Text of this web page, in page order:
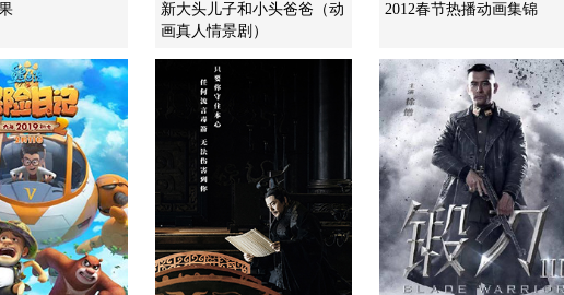
新大头儿子和小头爸爸（动
画真人情景剧）
2012春节热播动画集锦